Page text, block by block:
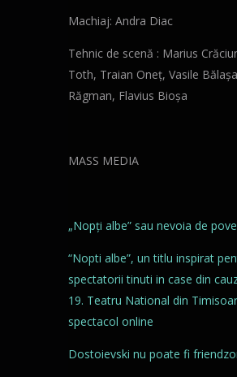
Machiaj: Andra Diac
Tehnic de scenă : Marius
Toth, Traian Oneț, Vasile
Răgman, Flavius Bioșa
MASS MEDIA
„Nopţi albe” sau nevoia de
“Nopti albe”, un titlu inspirat
spectatorii tinuti in case din
19. Teatru National din
spectacol online
Dostoievski nu poate fi